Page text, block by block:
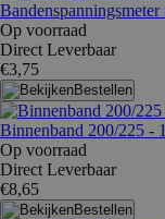
Bandenspanningsmeter
Op voorraad
Direct Leverbaar
€3,75
Bestellen
Binnenband 200/225 -
Op voorraad
Direct Leverbaar
€8,65
Bestellen